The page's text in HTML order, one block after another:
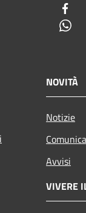
NOVITÀ
Notizie
Avvisi
VIVERE